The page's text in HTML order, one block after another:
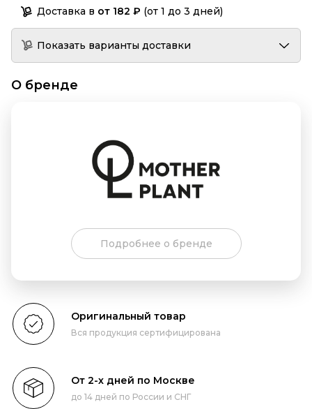
Доставка в от 182 ₽ (от 1 до 3 дней)
Показать варианты доставки
О бренде
Подробнее о бренде
Оригинальный товар
Вся продукция сертифицирована
От 2-х дней по Москве
до 14 дней по России и СНГ